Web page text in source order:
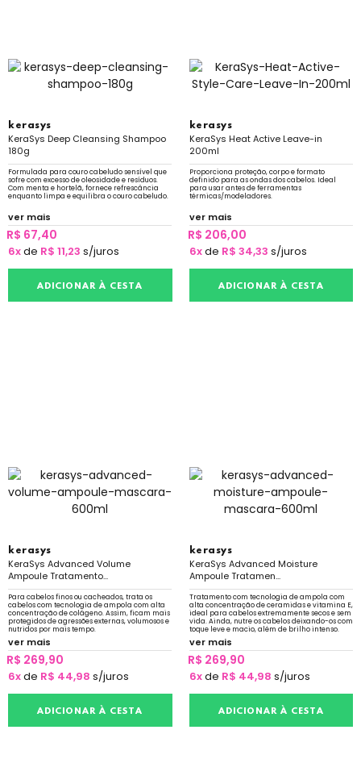
kerasys
KeraSys Deep Cleansing Shampoo
180g
Formulada para couro cabeludo sensível que
sofre com excesso de oleosidade e resíduos.
Com menta e hortelã, fornece refrescância
enquanto limpa e equilibra o couro cabeludo.
ver mais
R$ 67,40
6xde R$ 11,23 s/juros
ADICIONAR À CESTA
kerasys
KeraSys Heat Active Leave-in
200ml
Proporciona proteção, corpo e formato
definido para as ondas dos cabelos. Ideal
para usar antes de ferramentas
térmicas/modeladores.
ver mais
R$ 206,00
6xde R$ 34,33 s/juros
ADICIONAR À CESTA
kerasys
KeraSys Advanced Volume
Ampoule Tratamento...
Para cabelos finos ou cacheados, trata os
cabelos com tecnologia de ampola com alta
concentração de colágeno. Assim, ficam mais
protegidos de agressões externas, volumosos e
nutridos por mais tempo.
ver mais
R$ 269,90
6xde R$ 44,98 s/juros
ADICIONAR À CESTA
kerasys
KeraSys Advanced Moisture
Ampoule Tratamen...
Tratamento com tecnologia de ampola com
alta concentração de ceramidas e vitamina E,
ideal para cabelos extremamente secos e sem
vida. Ainda, nutre os cabelos deixando-os com
toque leve e macio, além de brilho intenso.
ver mais
R$ 269,90
6xde R$ 44,98 s/juros
ADICIONAR À CESTA